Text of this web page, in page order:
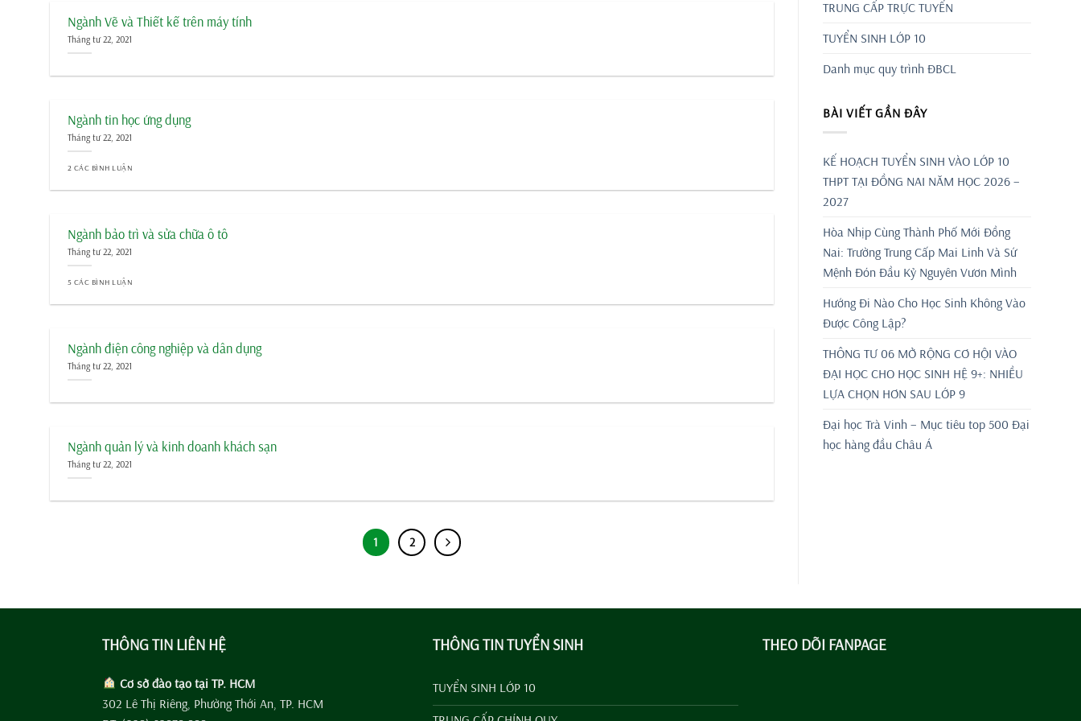
Ngành Vẽ và Thiết kế trên máy tính
Tháng tư 22, 2021
Ngành tin học ứng dụng
Tháng tư 22, 2021
2 CÁC BÌNH LUẬN
Ngành bảo trì và sửa chữa ô tô
Tháng tư 22, 2021
5 CÁC BÌNH LUẬN
Ngành điện công nghiệp và dân dụng
Tháng tư 22, 2021
Ngành quản lý và kinh doanh khách sạn
Tháng tư 22, 2021
1 2
TRUNG CẤP TRỰC TUYẾN
TUYỂN SINH LỚP 10
Danh mục quy trình ĐBCL
BÀI VIẾT GẦN ĐÂY
KẾ HOẠCH TUYỂN SINH VÀO LỚP 10
THPT TẠI ĐỒNG NAI NĂM HỌC 2026 –
2027
Hòa Nhịp Cùng Thành Phố Mới Đồng
Nai: Trường Trung Cấp Mai Linh Và Sứ
Mệnh Đón Đầu Kỷ Nguyên Vươn Mình
Hướng Đi Nào Cho Học Sinh Không Vào
Được Công Lập?
THÔNG TƯ 06 MỞ RỘNG CƠ HỘI VÀO
ĐẠI HỌC CHO HỌC SINH HỆ 9+: NHIỀU
LỰA CHỌN HƠN SAU LỚP 9
Đại học Trà Vinh – Mục tiêu top 500 Đại
học hàng đầu Châu Á
THÔNG TIN LIÊN HỆ
Cơ sở đào tạo tại TP. HCM
302 Lê Thị Riêng, Phường Thới An, TP. HCM
THÔNG TIN TUYỂN SINH
TUYỂN SINH LỚP 10
THEO DÕI FANPAGE